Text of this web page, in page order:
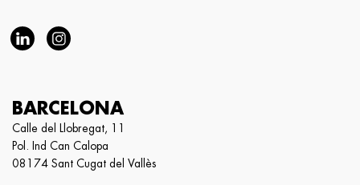
BARCELONA
Calle del Llobregat, 11
Pol. Ind Can Calopa
08174 Sant Cugat del Vallès